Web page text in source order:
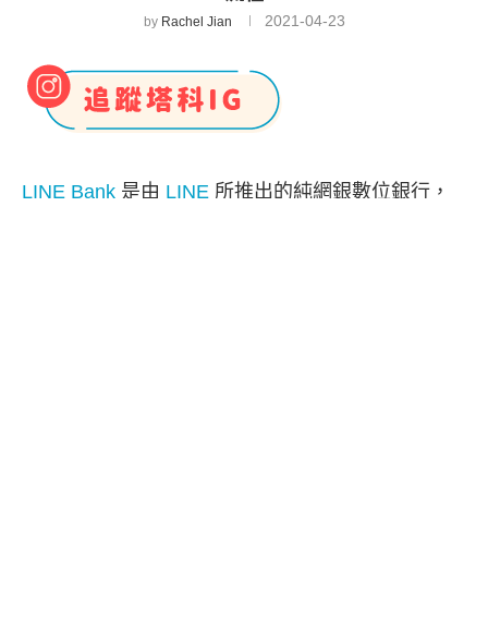
by Rachel Jian 2021-04-23
LINE Bank 是由 LINE 所推出的純網銀數位銀行，